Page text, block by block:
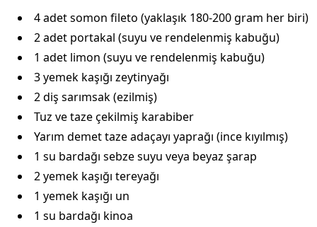
4 adet somon fileto (yaklaşık 180-200 gram her biri)
2 adet portakal (suyu ve rendelenmiş kabuğu)
1 adet limon (suyu ve rendelenmiş kabuğu)
3 yemek kaşığı zeytinyağı
2 diş sarımsak (ezilmiş)
Tuz ve taze çekilmiş karabiber
Yarım demet taze adaçayı yaprağı (ince kıyılmış)
1 su bardağı sebze suyu veya beyaz şarap
2 yemek kaşığı tereyağı
1 yemek kaşığı un
1 su bardağı kinoa